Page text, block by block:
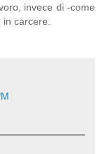
invece di -come
carcere.